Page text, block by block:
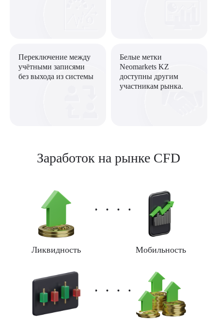
Переключение между
учётными записями
без выхода из системы
Белые метки
Neomarkets KZ
доступны другим
участникам рынка.
Заработок на рынке CFD
Ликвидность Мобильность